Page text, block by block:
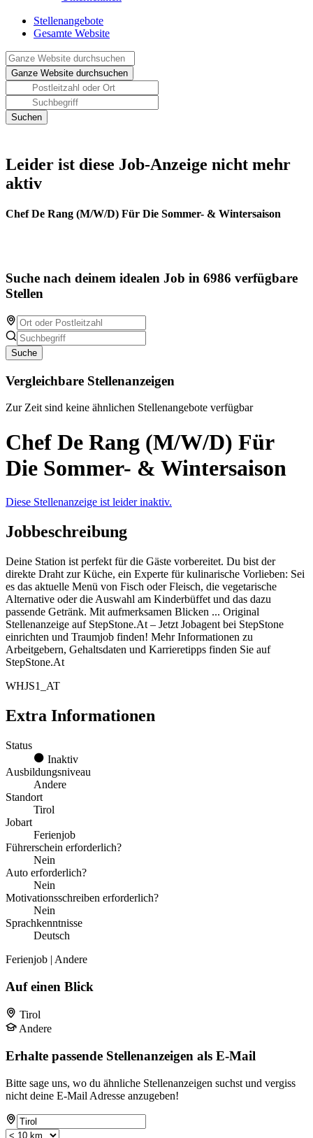
Stellenangebote
Gesamte Website
Leider ist diese Job-Anzeige nicht mehr
aktiv
Chef De Rang (M/W/D) Für Die Sommer- & Wintersaison
Suche nach deinem idealen Job in 6986 verfügbare
Stellen
Suche
Vergleichbare Stellenanzeigen
Zur Zeit sind keine ähnlichen Stellenangebote verfügbar
Chef De Rang (M/W/D) Für
Die Sommer- & Wintersaison
Diese Stellenanzeige ist leider inaktiv.
Jobbeschreibung
Deine Station ist perfekt für die Gäste vorbereitet. Du bist der
direkte Draht zur Küche, ein Experte für kulinarische Vorlieben: Sei
es das aktuelle Menü von Fisch oder Fleisch, die vegetarische
Alternative oder die Auswahl am Kinderbüffet und das dazu
passende Getränk. Mit aufmerksamen Blicken ... Original
Stellenanzeige auf StepStone.At – Jetzt Jobagent bei StepStone
einrichten und Traumjob finden! Mehr Informationen zu
Arbeitgebern, Gehaltsdaten und Karrieretipps finden Sie auf
StepStone.At
WHJS1_AT
Extra Informationen
Status
Inaktiv
Ausbildungsniveau
Andere
Standort
Tirol
Jobart
Ferienjob
Führerschein erforderlich?
Nein
Auto erforderlich?
Nein
Motivationsschreiben erforderlich?
Nein
Sprachkenntnisse
Deutsch
Ferienjob | Andere
Auf einen Blick
Tirol
Andere
Erhalte passende Stellenanzeigen als E-Mail
Bitte sage uns, wo du ähnliche Stellenanzeigen suchst und vergiss
nicht deine E-Mail Adresse anzugeben!